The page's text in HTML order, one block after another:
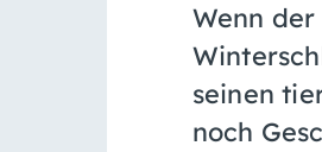
Wenn
seinen
noch